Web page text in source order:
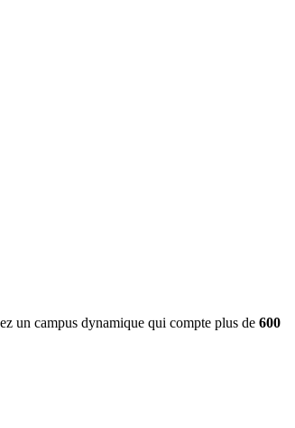
un campus dynamique qui compte plus de 600